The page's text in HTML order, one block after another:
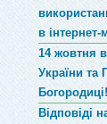
в інтернет-
14 жовтня
України та
Відповіді